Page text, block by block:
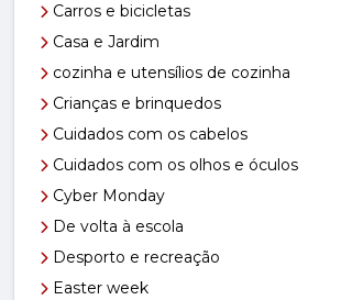
Carros e bicicletas
Casa e Jardim
cozinha e utensílios de cozinha
Crianças e brinquedos
Cuidados com os cabelos
Cuidados com os olhos e óculos
Cyber Monday
De volta à escola
Desporto e recreação
Easter week